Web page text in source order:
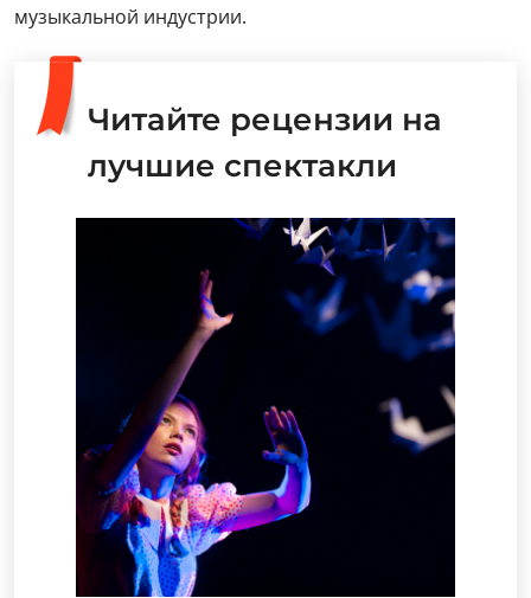
музыкальной индустрии.
Читайте рецензии на
лучшие спектакли